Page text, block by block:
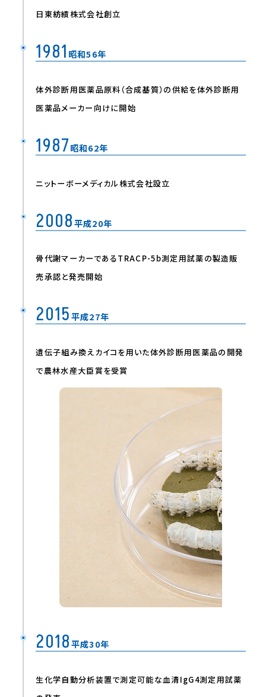
⽇東紡績株式会社創⽴
1981 昭和56年
体外診断⽤医薬品原料（合成基質）の供給を体外診断⽤
医薬品メーカー向けに開始
1987昭和62年
ニットーボーメディカル株式会社設⽴
2008平成20年
⾻代謝マーカーであるTRACP-5b測定⽤試薬の製造販
売承認と発売開始
2015平成27年
遺伝子組み換えカイコを⽤いた体外診断⽤医薬品の開発
で農林⽔産⼤⾂賞を受賞
2018平成30年
⽣化学⾃動分析装置で測定可能な⾎清IgG4測定⽤試薬